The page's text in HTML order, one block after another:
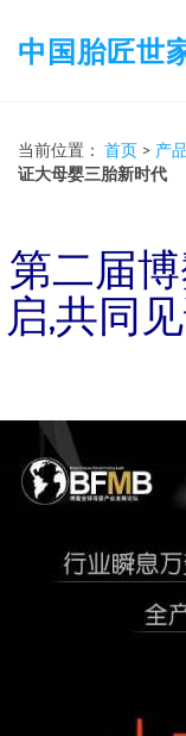
中国胎匠世
当前位置： 首页 > 产
证大母婴三胎新时代
第二届
启,共同